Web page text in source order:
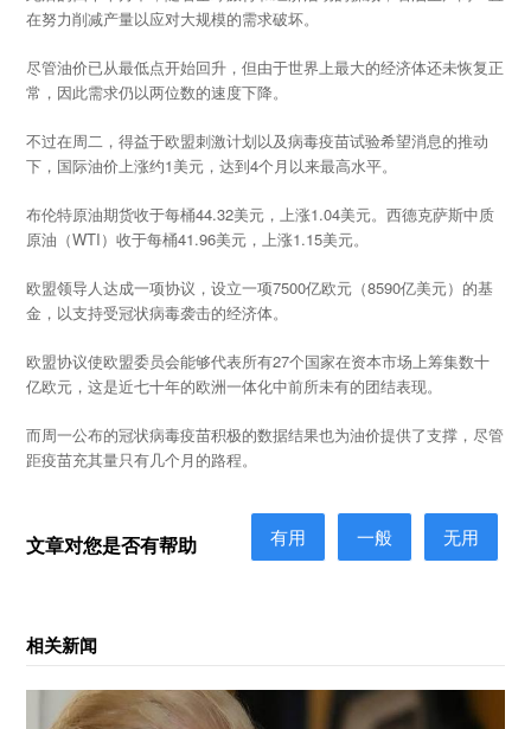
在努力削减产量以应对大规模的需求破坏。
尽管油价已从最低点开始回升，但由于世界上最大的经济体还未恢复正
常，因此需求仍以两位数的速度下降。
不过在周二，得益于欧盟刺激计划以及病毒疫苗试验希望消息的推动
下，国际油价上涨约1美元，达到4个月以来最高水平。
布伦特原油期货收于每桶44.32美元，上涨1.04美元。西德克萨斯中质
原油（WTI）收于每桶41.96美元，上涨1.15美元。
欧盟领导人达成一项协议，设立一项7500亿欧元（8590亿美元）的基
金，以支持受冠状病毒袭击的经济体。
欧盟协议使欧盟委员会能够代表所有27个国家在资本市场上筹集数十
亿欧元，这是近七十年的欧洲一体化中前所未有的团结表现。
而周一公布的冠状病毒疫苗积极的数据结果也为油价提供了支撑，尽管
距疫苗充其量只有几个月的路程。
文章对您是否有帮助 有用 一般 无用
相关新闻